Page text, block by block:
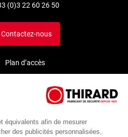
(0)3 22 60 26 50
Contactez-nous
Plan d’accès
équivalents afin de mesurer
des publicités personnalisées,